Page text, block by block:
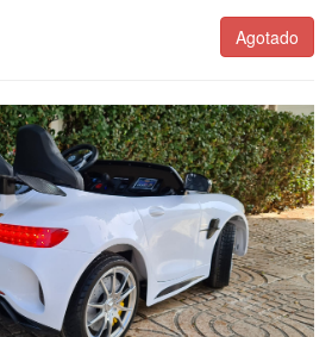
Agotado